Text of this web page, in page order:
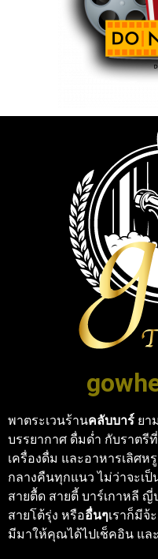
พาตระเวนร้านคลับบาร์ ยา
บรรยากาศ ดื่มด่ำ กับราต
เครื่องดื่ม และอาหารเลิศห
กลางคืนทุกแนว ไม่ว่าจะเ
สายตื้ด สายตี้ บาร์เกาหลี
สายโต้รุ่ง หรืออื่นๆเราก็มีจ้
มีมาให้คุณได้ไปเช็คอิน แล